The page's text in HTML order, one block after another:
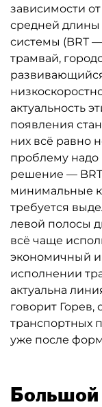
зависимости
средней длины
системы (BRT
трамвай,
актуальность
появления
них всё равно
проблему надо
решение —
минимальные
требуется
левой полосы
всё чаще
экономичный и
исполнении
актуальна
говорит Горев,
транспортных
уже после
Большой